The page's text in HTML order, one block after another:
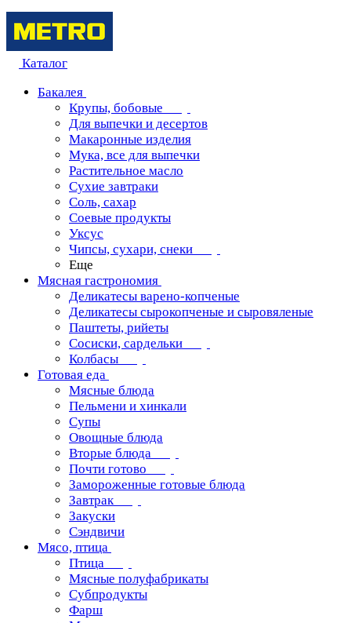
Каталог
Бакалея
Крупы, бобовые
Для выпечки и десертов
Макаронные изделия
Мука, все для выпечки
Растительное масло
Сухие завтраки
Соль, сахар
Соевые продукты
Уксус
Чипсы, сухари, снеки
Еще
Мясная гастрономия
Деликатесы варено-копченые
Деликатесы сырокопченые и сыровяленые
Паштеты, рийеты
Сосиски, сардельки
Колбасы
Готовая еда
Мясные блюда
Пельмени и хинкали
Супы
Овощные блюда
Вторые блюда
Почти готово
Замороженные готовые блюда
Завтрак
Закуски
Сэндвичи
Мясо, птица
Птица
Мясные полуфабрикаты
Субпродукты
Фарш